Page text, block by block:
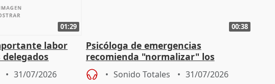
01:29
labor
31/07/2026
00:38
Psicóloga de emergencias
recomienda "normalizar" los
síntomas tras sufrir un incendio
Sonido Totales 31/07/2026